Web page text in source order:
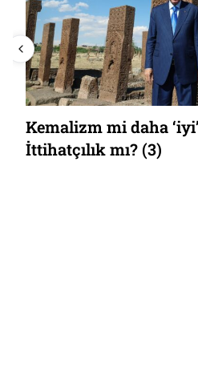
Kemalizm mi daha
İttihatçılık mı? (3)